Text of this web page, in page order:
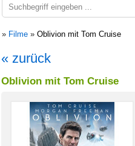
» Filme » Oblivion mit Tom Cruise
« zurück
Oblivion mit Tom Cruise